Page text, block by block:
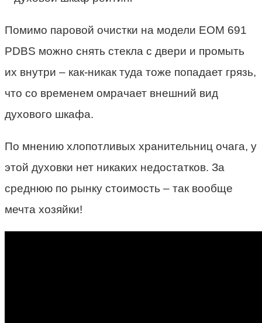
Помимо паровой очистки на модели EOM 691
PDBS можно снять стекла с двери и промыть
их внутри – как-никак туда тоже попадает грязь,
что со временем омрачает внешний вид
духового шкафа.
По мнению хлопотливых хранительниц очага, у
этой духовки нет никаких недостатков. За
среднюю по рынку стоимость – так вообще
мечта хозяйки!